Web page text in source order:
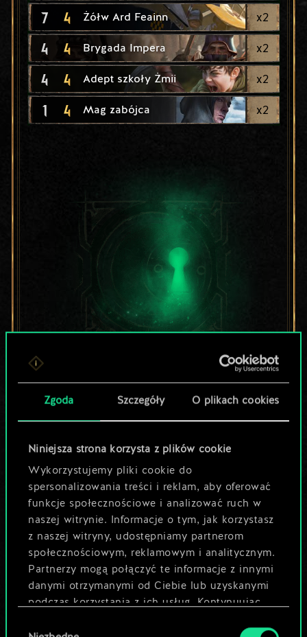
Zgoda Szczegóły O plikach cookies
Niniejsza strona korzysta z plików cookie
Wykorzystujemy pliki cookie do
spersonalizowania treści i reklam, aby oferować
funkcje społecznościowe i analizować ruch w
naszej witrynie. Informacje o tym, jak korzystasz
z naszej witryny, udostępniamy partnerom
społecznościowym, reklamowym i analitycznym.
Partnerzy mogą połączyć te informacje z innymi
danymi otrzymanymi od Ciebie lub uzyskanymi
podczas korzystania z ich usług. Kontynuując
7 4 Żółw Ard Feainn x2
4 4 Brygada Impera x2
4 4 Adept szkoły Żmii x2
1 4 Mag zabójca x2
Lubisz grać tą talią?
Pomóż społeczności
odkryć jej
potencjał!
Nazwij talię i opisz swoją strategię
Edytuj talię
LUB